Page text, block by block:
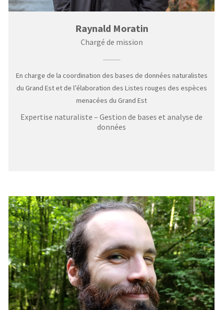
Raynald Moratin
Chargé de mission
En charge de la coordination des bases de données naturalistes
du Grand Est et de l’élaboration des Listes rouges des espèces
menacées du Grand Est
Expertise naturaliste – Gestion de bases et analyse de
données